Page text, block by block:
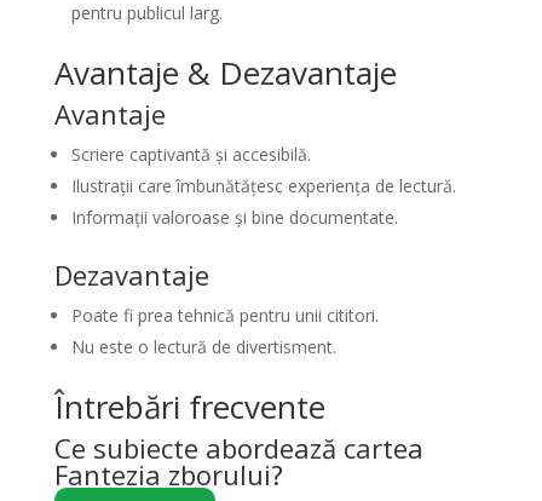
pentru publicul larg.
Avantaje & Dezavantaje
Avantaje
Scriere captivantă și accesibilă.
Ilustrații care îmbunătățesc experiența de lectură.
Informații valoroase și bine documentate.
Dezavantaje
Poate fi prea tehnică pentru unii cititori.
Nu este o lectură de divertisment.
Întrebări frecvente
Ce subiecte abordează cartea
Fantezia zborului?